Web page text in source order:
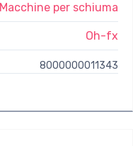
Macchine per schiuma
Oh-fx
8000000011343